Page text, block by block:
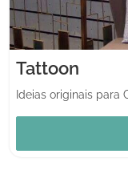
Tattoon